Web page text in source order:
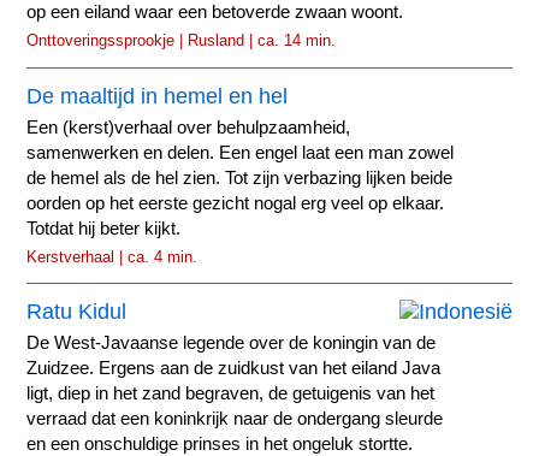
op een eiland waar een betoverde zwaan woont.
Onttoveringssprookje | Rusland | ca. 14 min.
De maaltijd in hemel en hel
Een (kerst)verhaal over behulpzaamheid,
samenwerken en delen. Een engel laat een man zowel
de hemel als de hel zien. Tot zijn verbazing lijken beide
oorden op het eerste gezicht nogal erg veel op elkaar.
Totdat hij beter kijkt.
Kerstverhaal | ca. 4 min.
Ratu Kidul
De West-Javaanse legende over de koningin van de
Zuidzee. Ergens aan de zuidkust van het eiland Java
ligt, diep in het zand begraven, de getuigenis van het
verraad dat een koninkrijk naar de ondergang sleurde
en een onschuldige prinses in het ongeluk stortte.